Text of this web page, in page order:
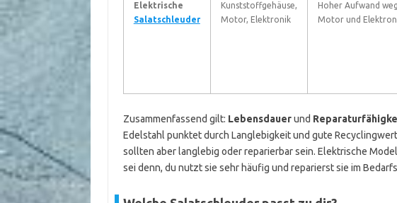
Elektrische
Salatschleuder
Kunststoffgehäuse,
Motor, Elektronik
Hoher Aufwand
Motor und
Zusammenfassend gilt: Lebensdauerund
Edelstahl punktet durch Langlebigkeit und gute
sollten aber langlebig oder reparierbar sein. Elektrische
sei denn, du nutzt sie sehr häufig und reparierst sie im